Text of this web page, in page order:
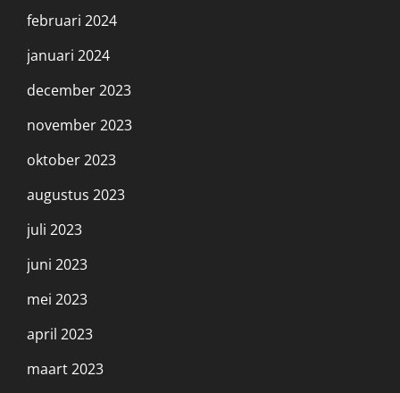
februari 2024
januari 2024
december 2023
november 2023
oktober 2023
augustus 2023
juli 2023
juni 2023
mei 2023
april 2023
maart 2023